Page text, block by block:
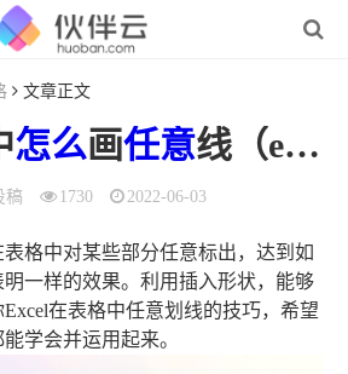
文章正文
怎么画任意线（excel表格里怎么划线）
稿 1730 2022-06-03
格中对某些部分任意标出，达到如
一样的效果。利用插入形状，能够
在表格中任意划线的技巧，希望
学会并运用起来。